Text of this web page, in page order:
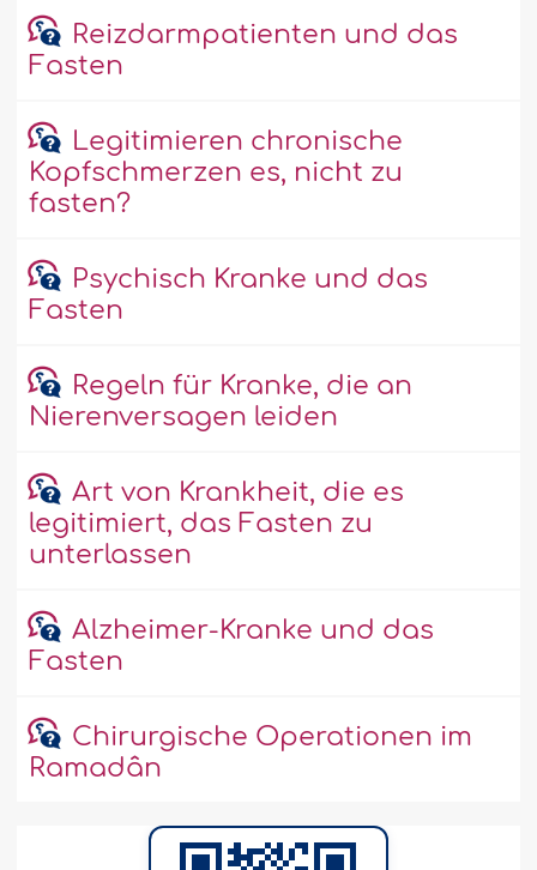
Reizdarmpatienten und das
Fasten
Legitimieren chronische
Kopfschmerzen es, nicht zu
fasten?
Psychisch Kranke und das
Fasten
Regeln für Kranke, die an
Nierenversagen leiden
Art von Krankheit, die es
legitimiert, das Fasten zu
unterlassen
Alzheimer-Kranke und das
Fasten
Chirurgische Operationen im
Ramadân